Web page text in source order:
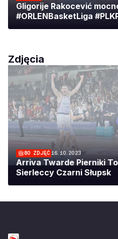
Gligorije Rakocević
#ORLENBasketLiga
Zdjęcia
80 ZDJĘĆ 16.10.2023
Arriva Twarde Pierniki
Sierleccy Czarni Słupsk